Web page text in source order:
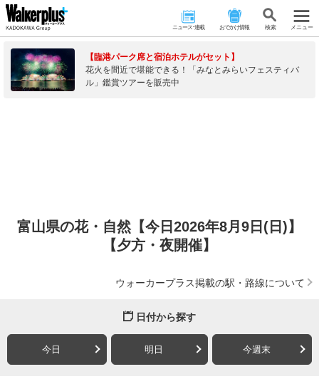
ニュース･連載 おでかけ情報 検 索 メニュー
【臨港パーク席と宿泊ホテルがセット】
花火を間近で堪能できる！「みなとみらいフェスティバ
ル」鑑賞ツアーを販売中
富山県の花・自然【今日2026年8月9日(日)】
【夕方・夜開催】
ウォーカープラス掲載の駅・路線について
日付から探す
今日 明日 今週末